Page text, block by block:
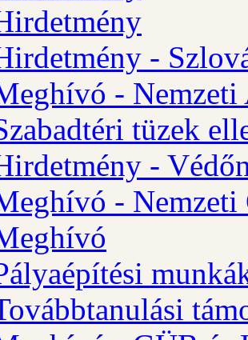
-
- Nemzeti
tüzek
-
- Nemzeti